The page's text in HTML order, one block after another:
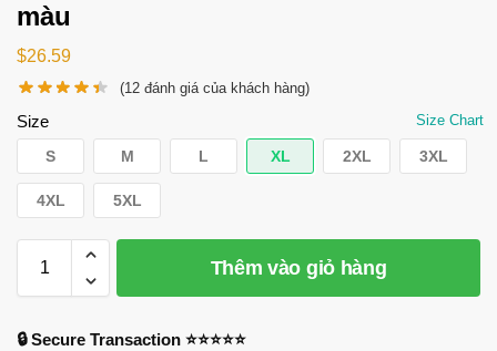
màu
$26.59
(12 đánh giá của khách hàng)
Size Size Chart
S M L XL 2XL 3XL
4XL 5XL
Thêm vào giỏ hàng
🔒 Secure Transaction ⭐⭐⭐⭐⭐